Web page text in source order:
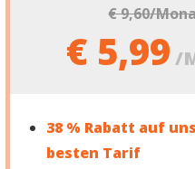
€ 9,60/
€ 5,99 /
38 % Rabatt auf
besten Tarif